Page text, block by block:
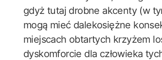
gdyż tutaj drobne akcenty (w
mogą mieć dalekosiężne
miejscach obtartych krzyżem
dyskomforcie dla człowieka